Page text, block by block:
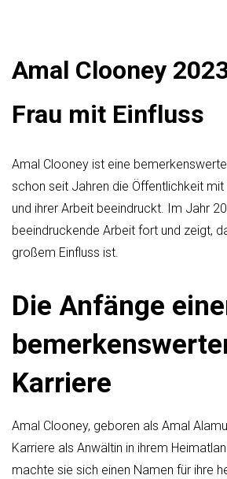
Amal Clooney
Frau mit Einfluss
Amal Clooney ist eine
schon seit Jahren die Öffentlichkeit
und ihrer Arbeit beeindruckt. Im Jahr
beeindruckende Arbeit fort und zeigt,
großem Einfluss ist.
Die Anfänge
Karriere
Amal Clooney, geboren als Amal
Karriere als Anwältin in ihrem
machte sie sich einen Namen für ihre